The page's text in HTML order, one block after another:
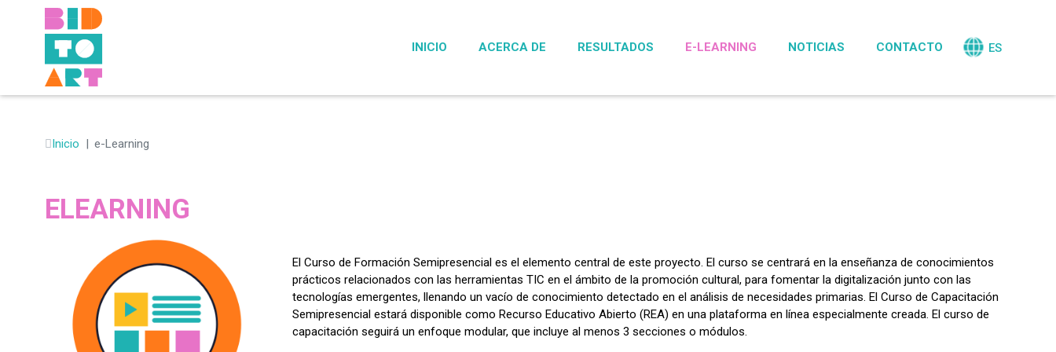
ES
INICIO ACERCA DE RESULTADOS E-LEARNING NOTICIAS CONTACTO
Inicio e-Learning
ELEARNING
El Curso de Formación Semipresencial es el elemento central de este proyecto. El curso se centrará en la enseñanza de conocimientos
prácticos relacionados con las herramientas TIC en el ámbito de la promoción cultural, para fomentar la digitalización junto con las
tecnologías emergentes, llenando un vacío de conocimiento detectado en el análisis de necesidades primarias. El Curso de Capacitación
Semipresencial estará disponible como Recurso Educativo Abierto (REA) en una plataforma en línea especialmente creada. El curso de
capacitación seguirá un enfoque modular, que incluye al menos 3 secciones o módulos.